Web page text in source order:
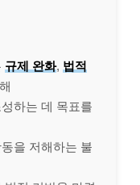
규제 완화, 법적
하는 데 목표를
을 저해하는 불